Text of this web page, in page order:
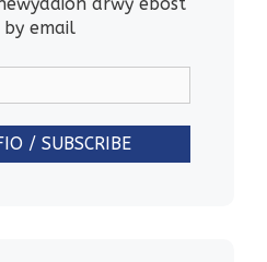
email